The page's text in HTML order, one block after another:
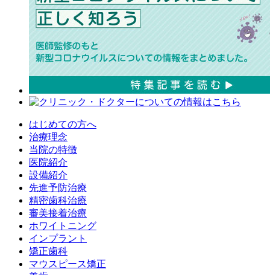
はじめての方へ
治療理念
当院の特徴
医院紹介
設備紹介
先進予防治療
精密歯科治療
審美接着治療
ホワイトニング
インプラント
矯正歯科
マウスピース矯正